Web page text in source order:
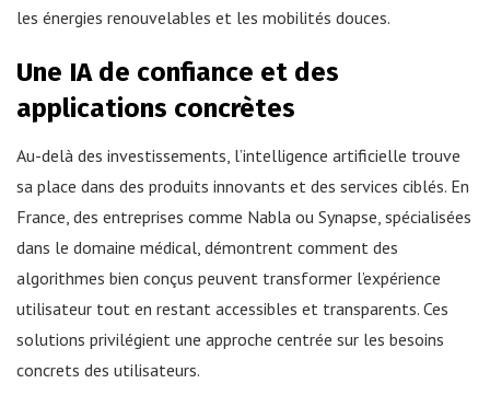
les énergies renouvelables et les mobilités douces.
Une IA de confiance et des
applications concrètes
Au-delà des investissements, l’intelligence artificielle trouve
sa place dans des produits innovants et des services ciblés. En
France, des entreprises comme Nabla ou Synapse, spécialisées
dans le domaine médical, démontrent comment des
algorithmes bien conçus peuvent transformer l’expérience
utilisateur tout en restant accessibles et transparents. Ces
solutions privilégient une approche centrée sur les besoins
concrets des utilisateurs.